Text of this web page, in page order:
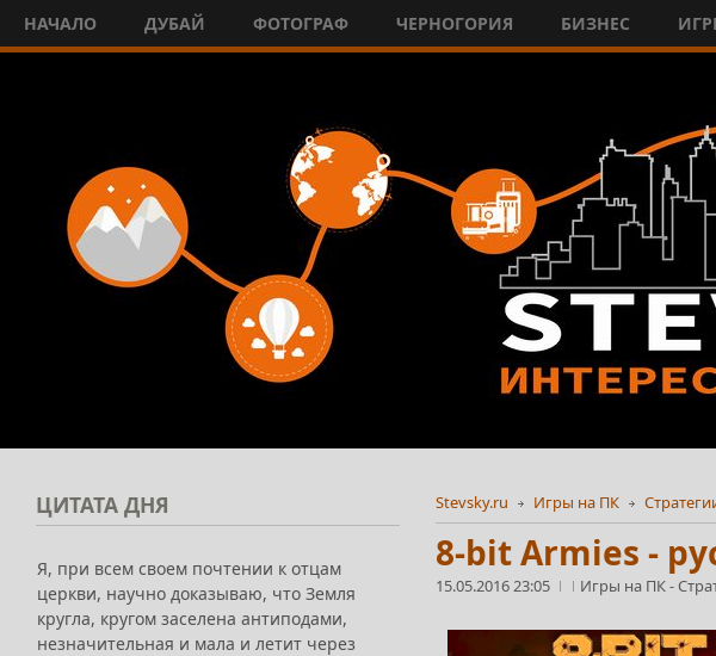
НАЧАЛО ДУБАЙ ФОТОГРАФ ЧЕРНОГОРИЯ БИЗНЕС
Stevsky.ru Игры на ПК
8-bit Armies -
15.05.2016 23:05 Игры на ПК-
ЦИТАТА ДНЯ
Я, при всем своем почтении к отцам
церкви, научно доказываю, что Земля
кругла, кругом заселена антиподами,
незначительная и мала и летит через